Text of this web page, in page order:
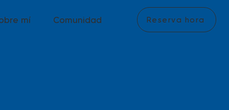
mí Comunidad Reserva hora